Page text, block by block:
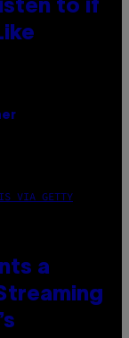
to if
VIA GETTY
a